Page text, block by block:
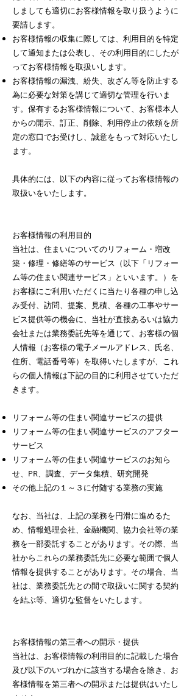
しましても適切にお客様情報を取り扱うように
要請します。
お客様情報の収集に際しては、利用目的を特定
して通知または公表し、その利用目的にしたが
ってお客様情報を取扱いします。
お客様情報の漏洩、紛失、改ざん等を防止する
為に必要な対策を講じて適切な管理を行いま
す。保有するお客様情報について、お客様本人
からの開示、訂正、削除、利用停止の依頼を所
定の窓口でお受けし、誠意をもって対応いたし
ます。
具体的には、以下の内容に従ってお客様情報の
取扱いをいたします。
お客様情報の利用目的
当社は、住まいについてのリフォーム・増改
築・修理・修繕等のサービス（以下「リフォー
ム等の住まい関連サービス」といいます。）を
お客様にご利用いただくに当たり各種の申し込
み受付、訪問、提案、見積、各種の工事やサー
ビス提供等の機会に、当社が直接あるいは協力
会社または業務委託先等を通じて、お客様の個
人情報（お客様の電子メールアドレス、氏名、
住所、電話番号等）を取得いたしますが、これ
らの個人情報は下記の目的に利用させていただ
きます。
リフォーム等の住まい関連サービスの提供
リフォーム等の住まい関連サービスのアフター
サービス
リフォーム等の住まい関連サービスのお知ら
せ、PR、調査、データ集積、研究開発
その他上記の１～３に付随する業務の実施
なお、当社は、上記の業務を円滑に進めるた
め、情報処理会社、金融機関、協力会社等の業
務を一部委託することがあります。その際、当
社からこれらの業務委託先に必要な範囲で個人
情報を提供することがあります。その場合、当
社は、業務委託先との間で取扱いに関する契約
を結ぶ等、適切な監督をいたします。
お客様情報の第三者への開示・提供
当社は、お客様情報の利用目的に記載した場合
及び以下のいづれかに該当する場合を除き、お
客様情報を第三者への開示または提供はいたし